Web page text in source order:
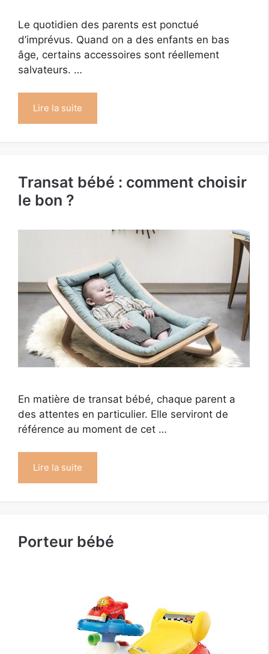
Le quotidien des parents est ponctué
d’imprévus. Quand on a des enfants en bas
âge, certains accessoires sont réellement
salvateurs. …
Lire la suite
Transat bébé : comment choisir
le bon ?
En matière de transat bébé, chaque parent a
des attentes en particulier. Elle serviront de
référence au moment de cet …
Lire la suite
Porteur bébé